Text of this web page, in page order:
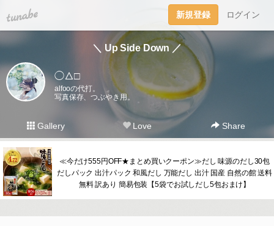
tuna.be 新規登録 ログイン
＼ Up Side Down ／
◯△□
alfooの代打。
写真保存、つぶやき用。
Gallery Love Share
≪今だけ555円OFF★まとめ買いクーポン≫だし 味源のだし30包
だしパック 出汁パック 和風だし 万能だし 出汁 国産 自然の館 送料
無料 訳あり 簡易包装【5袋でお試しだし5包おまけ】